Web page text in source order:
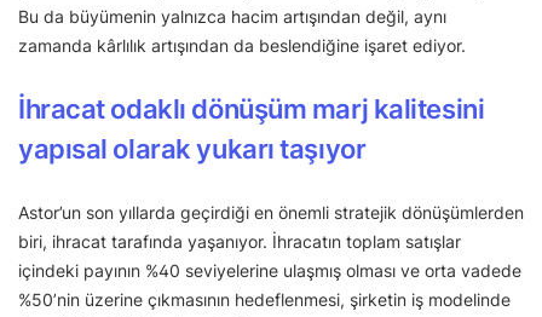
Bu da büyümenin yalnızca hacim artışından değil, aynı
zamanda kârlılık artışından da beslendiğine işaret ediyor.
İhracat odaklı dönüşüm marj kalitesini
yapısal olarak yukarı taşıyor
Astor’un son yıllarda geçirdiği en önemli stratejik dönüşümlerden
biri, ihracat tarafında yaşanıyor. İhracatın toplam satışlar
içindeki payının %40 seviyelerine ulaşmış olması ve orta vadede
%50’nin üzerine çıkmasının hedeflenmesi, şirketin iş modelinde